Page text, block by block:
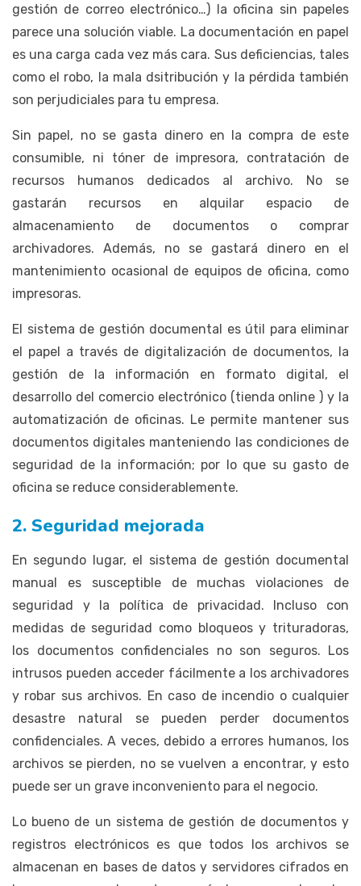
gestión de correo electrónico…) la oficina sin papeles
parece una solución viable. La documentación en papel
es una carga cada vez más cara. Sus deficiencias, tales
como el robo, la mala dsitribución y la pérdida también
son perjudiciales para tu empresa.
Sin papel, no se gasta dinero en la compra de este
consumible, ni tóner de impresora, contratación de
recursos humanos dedicados al archivo. No se
gastarán recursos en alquilar espacio de
almacenamiento de documentos o comprar
archivadores. Además, no se gastará dinero en el
mantenimiento ocasional de equipos de oficina, como
impresoras.
El sistema de gestión documental es útil para eliminar
el papel a través de digitalización de documentos, la
gestión de la información en formato digital, el
desarrollo del comercio electrónico (tienda online ) y la
automatización de oficinas. Le permite mantener sus
documentos digitales manteniendo las condiciones de
seguridad de la información; por lo que su gasto de
oficina se reduce considerablemente.
2. Seguridad mejorada
En segundo lugar, el sistema de gestión documental
manual es susceptible de muchas violaciones de
seguridad y la política de privacidad. Incluso con
medidas de seguridad como bloqueos y trituradoras,
los documentos confidenciales no son seguros. Los
intrusos pueden acceder fácilmente a los archivadores
y robar sus archivos. En caso de incendio o cualquier
desastre natural se pueden perder documentos
confidenciales. A veces, debido a errores humanos, los
archivos se pierden, no se vuelven a encontrar, y esto
puede ser un grave inconveniento para el negocio.
Lo bueno de un sistema de gestión de documentos y
registros electrónicos es que todos los archivos se
almacenan en bases de datos y servidores cifrados en